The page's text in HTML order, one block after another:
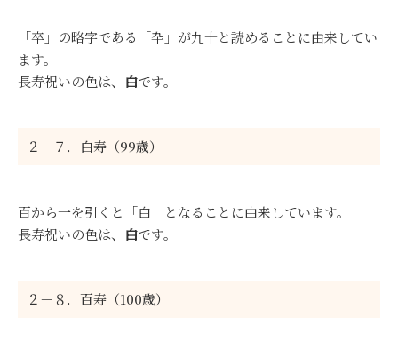
「卒」の略字である「卆」が九十と読めることに由来してい
ます。
長寿祝いの色は、 白です。
２－７．白寿（99歳）
百から一を引くと「白」となることに由来しています。
長寿祝いの色は、 白です。
２－８．百寿（100歳）